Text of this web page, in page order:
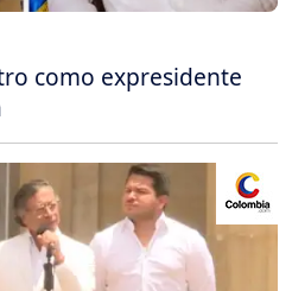
como expresidente